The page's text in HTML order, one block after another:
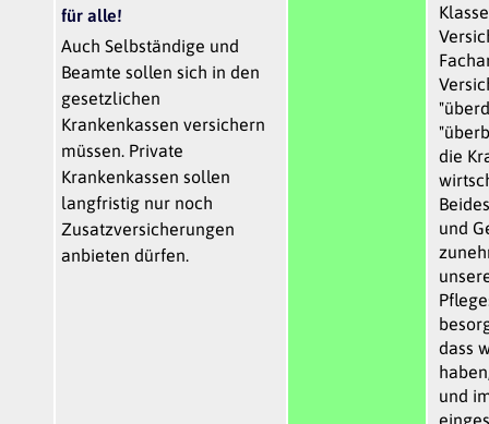
für alle!
Auch Selbständige und
Beamte sollen sich in den
gesetzlichen
Krankenkassen versichern
müssen. Private
Krankenkassen sollen
langfristig nur noch
Zusatzversicherungen
anbieten dürfen.
die
und
dass
und